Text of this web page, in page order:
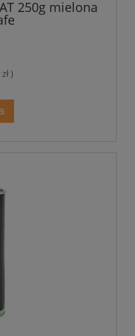
250g mielona
)